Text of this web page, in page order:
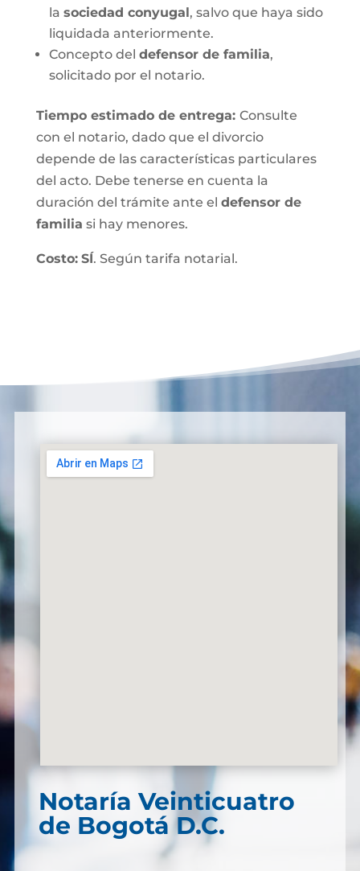
la sociedad conyugal, salvo que haya sido
liquidada anteriormente.
Concepto del defensor de familia,
solicitado por el notario.
Tiempo estimado de entrega: Consulte
con el notario, dado que el divorcio
depende de las características particulares
del acto. Debe tenerse en cuenta la
duración del trámite ante el defensor de
familia si hay menores.
Costo: SÍ. Según tarifa notarial.
Notaría Veinticuatro
de Bogotá D.C.